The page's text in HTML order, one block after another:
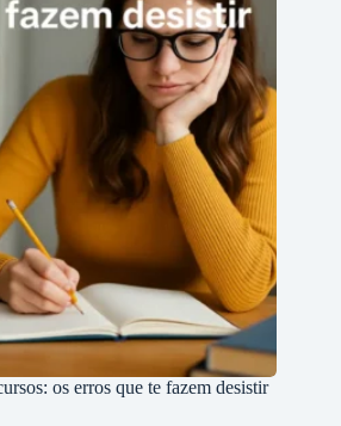
os erros que te fazem desistir